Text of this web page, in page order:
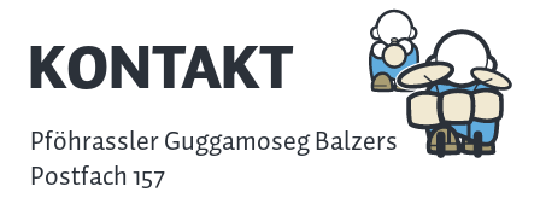
KONTAKT
Pföhrassler Guggamoseg Balzers
Postfach 157